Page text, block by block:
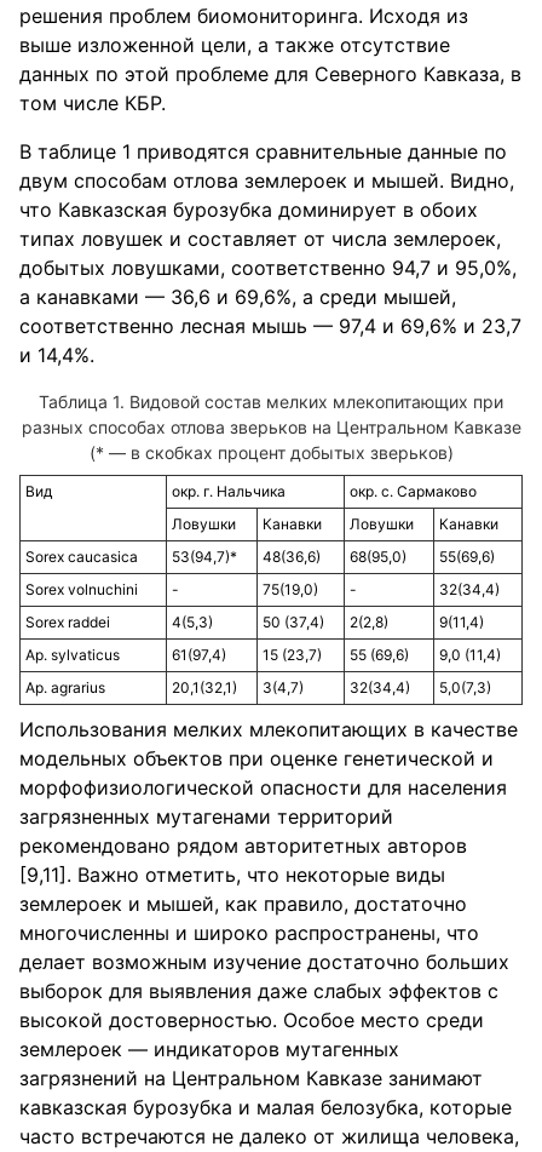
решения проблем биомониторинга. Исходя из
выше изложенной цели, а также отсутствие
данных по этой проблеме для Северного Кавказа, в
том числе КБР.
В таблице 1 приводятся сравнительные данные по
двум способам отлова землероек и мышей. Видно,
что Кавказская бурозубка доминирует в обоих
типах ловушек и составляет от числа землероек,
добытых ловушками, соответственно 94,7 и 95,0%,
а канавками — 36,6 и 69,6%, а среди мышей,
соответственно лесная мышь — 97,4 и 69,6% и 23,7
и 14,4%.
Видовой состав мелких млекопитающих при
разных способах отлова зверьков на Центральном Кавказе
(* — в скобках процент добытых зверьков)
Вид окр. г. Нальчика
окр. с. Сармаково
Ловушки
Канавки Ловушки
Канавки
Sorex caucasica
53(94,7)* 48(36,6) 68(95,0)
55(69,6)
Sorex volnuchini
- 75(19,0) -
32(34,4)
Sorex raddei
4(5,3) 50 (37,4) 2(2,8)
9(11,4)
Ap. sylvaticus
61(97,4) 15 (23,7) 55 (69,6)
9,0 (11,4)
Ap. agrarius
20,1(32,1) 3(4,7) 32(34,4) 5,0(7,3)
Использования мелких млекопитающих в качестве
модельных объектов при оценке генетической и
морфофизиологической опасности для населения
загрязненных мутагенами территорий
рекомендовано рядом авторитетных авторов
[9,11]. Важно отметить, что некоторые виды
землероек и мышей, как правило, достаточно
многочисленны и широко распространены, что
делает возможным изучение достаточно больших
выборок для выявления даже слабых эффектов с
высокой достоверностью. Особое место среди
землероек — индикаторов мутагенных
загрязнений на Центральном Кавказе занимают
кавказская бурозубка и малая белозубка, которые
часто встречаются не далеко от жилища человека,